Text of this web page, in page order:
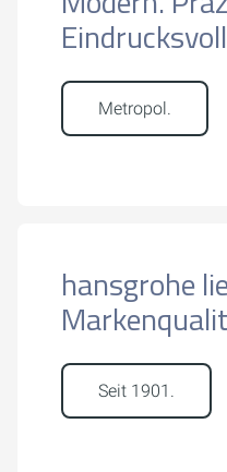
Metropol.
hansgrohe
Seit 1901.